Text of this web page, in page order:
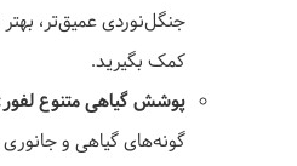
جنگل‌نوردی عمیق‌تر،
کمک بگیرید.
پوشش گیاهی متنوع
گونه‌های گیاهی و